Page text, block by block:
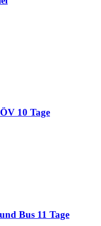
10 Tage
Bus 11 Tage